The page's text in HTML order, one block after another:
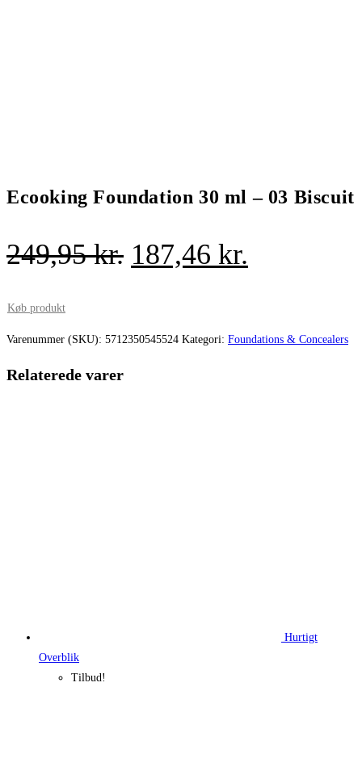
Ecooking Foundation 30 ml – 03 Biscuit
249,95kr. Den
var:
187,46 kr.
er:
Køb produkt
Varenummer (SKU): 5712350545524 Kategori: Foundations & Concealers
Relaterede varer
Hurtigt
Overblik
Tilbud!